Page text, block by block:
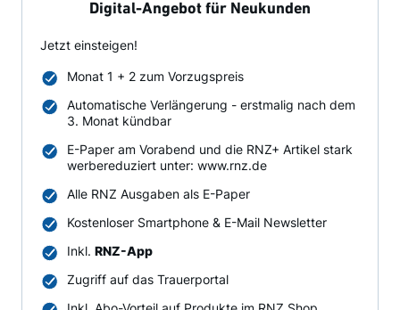
Digital-Angebot für Neukunden
Jetzt einsteigen!
Monat 1 + 2 zum Vorzugspreis
Automatische Verlängerung - erstmalig nach dem
3. Monat kündbar
E-Paper am Vorabend und die RNZ+ Artikel stark
werbereduziert unter: www.rnz.de
Alle RNZ Ausgaben als E-Paper
Kostenloser Smartphone & E-Mail Newsletter
Inkl. RNZ-App
Zugriff auf das Trauerportal